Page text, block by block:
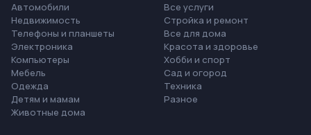
Автомобили
Недвижимость
Телефоны и планшеты
Электроника
Компьютеры
Мебель
Одежда
Детям и мамам
Животные дома
Все услуги
Стройка и ремонт
Все для дома
Красота и здоровье
Хобби и спорт
Сад и огород
Техника
Разное